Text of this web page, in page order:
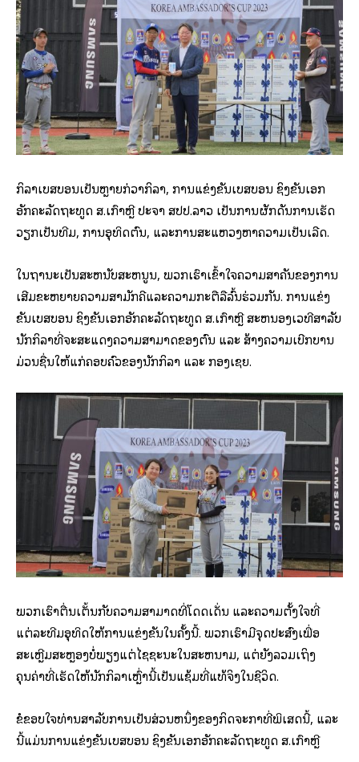
ກິລາເບສບອນເປັນຫຼາຍກ່ວາກິລາ, ການແຂ່ງຂັນເບສບອນ ຊິງຂັນເອກ
ອັກຄະລັດຖະທູດ ສ.ເກົາຫຼີ ປະຈຳ ສປປ.​ລາວ ເປັນການຜັກດັນການເຮັດ
ວຽກເປັນທີມ, ການອຸທິດຕົນ, ແລະການສະແຫວງຫາຄວາມເປັນເລີດ.
ໃນຖານະເປັນສະຫນັບສະຫນູນ, ພວກເຮົາເຂົ້າໃຈຄວາມສໍາຄັນຂອງການ
ເສີມຂະຫຍາຍຄວາມສາມັກຄີແລະຄວາມກະຕືລືລົ້ນຮ່ວມກັນ. ການແຂ່ງ
ຂັນເບສບອນ ຊິງຂັນເອກອັກຄະລັດຖະທູດ ສ.ເກົາຫຼີ ສະຫນອງເວທີສໍາລັບ
ນັກກິລາທີ່ຈະສະແດງຄວາມສາມາດຂອງຕົນ ແລະ ສ້າງຄວາມເບີກບານ
ມ່ວນຊື່ນໃຫ້ແກ່ຄອບຄົວຂອງນັກກິລາ ແລະ ກອງເຊຍ.
ພວກເຮົາຕື່ນເຕັ້ນກັບຄວາມສາມາດທີ່ໂດດເດັ່ນ ແລະຄວາມຕັ້ງໃຈທີ່
ແຕ່ລະທີມອຸທິດໃຫ້ການແຂ່ງຂັນໃນຄັ້ງນີ້. ພວກເຮົາມີຈຸດປະສົງເພື່ອ
ສະເຫຼີມສະຫຼອງບໍ່ພຽງແຕ່ໄຊຊະນະໃນສະຫນາມ, ແຕ່ຍັງລວມເຖິງ
ຄຸນຄ່າທີ່ເຮັດໃຫ້ນັກກິລາເຫຼົ່ານີ້ເປັນແຊ້ມທີ່ແທ້ຈິງໃນຊີວິດ.
ຂໍຂອບໃຈທ່ານສໍາລັບການເປັນສ່ວນຫນຶ່ງຂອງກິດຈະກໍາທີ່ພິເສດນີ້, ແລະ
ນີ້ແມ່ນການແຂ່ງຂັນເບສບອນ ຊິງຂັນເອກອັກຄະລັດຖະທູດ ສ.ເກົາຫຼີ